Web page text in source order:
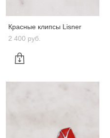
Красные клипсы Lisner
2 400 pуб.